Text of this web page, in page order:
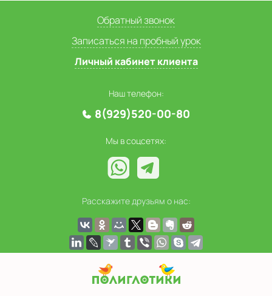
Обратный звонок
Записаться на пробный урок
Личный кабинет клиента
Наш телефон:
8(929)520-00-80
Мы в соцсетях:
Расскажите друзьям о нас: